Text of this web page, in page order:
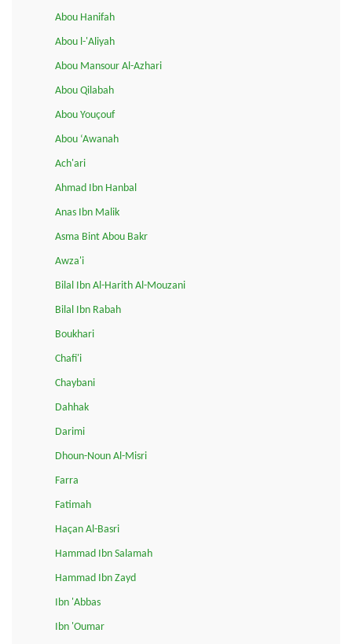
Abou Hanifah
Abou l-'Aliyah
Abou Mansour Al-Azhari
Abou Qilabah
Abou Youçouf
Abou ‘Awanah
Ach'ari
Ahmad Ibn Hanbal
Anas Ibn Malik
Asma Bint Abou Bakr
Awza'i
Bilal Ibn Al-Harith Al-Mouzani
Bilal Ibn Rabah
Boukhari
Chafi'i
Chaybani
Dahhak
Darimi
Dhoun-Noun Al-Misri
Farra
Fatimah
Haçan Al-Basri
Hammad Ibn Salamah
Hammad Ibn Zayd
Ibn 'Abbas
Ibn 'Oumar